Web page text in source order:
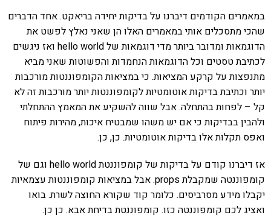
במאמרים הקודמים דיברנו על בדיקות יחידה בריאקט. אחד הדברים
שהכי מתסכלים אותי במאמרים האלו הן שאני נאלץ לפשט את
הדוגמאות ומדובר ביותר מדי דוגמאות של hello world ואז ניגשים
לכתיבת טסטים וכל הדוגמאות הנחמדות והפשוטות שאני מביא
מתנפצות על קרקע המציאות. כי במציאות הקומפוננטות מורכבות
יותר וכתיבת בדיקות אוטומטיות לקומפוננטות יותר מורכבות זה לא
קל – לפחות בהתחלה. אבל שווה להשקיע את המאמץ ההתחלתי
ולהבין בבדיקות כי אם יש משהו שמבטיח איכות, מהירות פיתוח
ואפס תקלות אלו בדיקות אוטומטיות. כן, כן.
אז דיברנו קודם על בדיקות של קומפוננטת hello world וגם של
קומפוננטה שמקבלת props. אבל במציאות קומפוננטות עצמאיות
יקבלו מידע מסרביסים. כלומר קוד שקורא החוצה לשרת. בואו
ואציג לכם קומפוננטה כזו. קומפוננטת בדיחת אבא. כן כן.